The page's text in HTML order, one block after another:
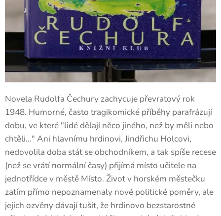
Novela Rudolfa Čechury zachycuje převratový rok
1948. Humorné, často tragikomické příběhy parafrázují
dobu, ve které "lidé dělají něco jiného, než by měli nebo
chtěli..." Ani hlavnímu hrdinovi, Jindřichu Holcovi,
nedovolila doba stát se obchodníkem, a tak spíše recese
(než se vrátí normální časy) přijímá místo učitele na
jednotřídce v městě Místo. Život v horském městečku
zatím přímo nepoznamenaly nové politické poměry, ale
jejich ozvěny dávají tušit, že hrdinovo bezstarostné